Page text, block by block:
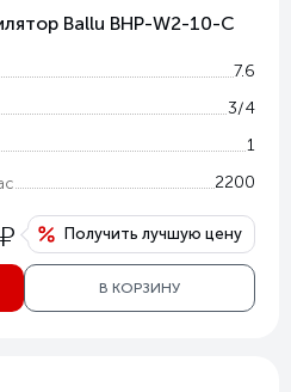
Ballu BHP-W2-10-C
7.6
3/4
1
2200
у Получить лучшую цену
В КОРЗИНУ